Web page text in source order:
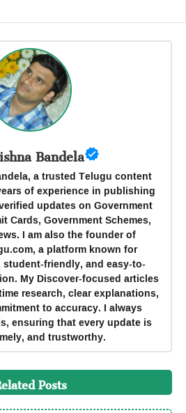
Bandela
a trusted Telugu content
of experience in publishing
updates on Government
Cards, Government Schemes,
I am also the founder of
a platform known for
friendly, and easy-to-
My Discover-focused articles
research, clear explanations,
to accuracy. I always
ensuring that every update is
and trustworthy.
Posts